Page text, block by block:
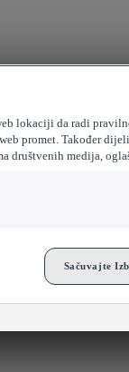
lokaciji da radi
promet. Također
društvenih medija,
Sačuvajte